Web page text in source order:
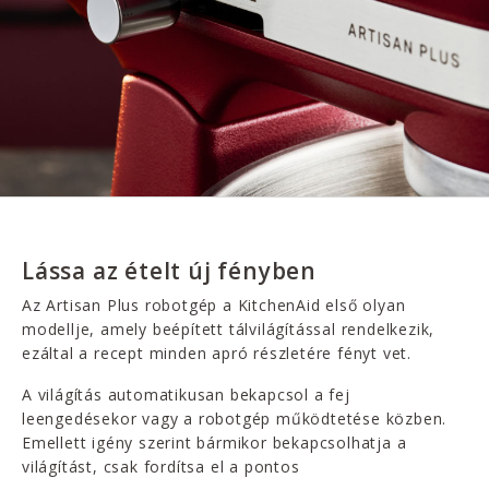
Lássa az ételt új fényben
Az Artisan Plus robotgép a KitchenAid első olyan
modellje, amely beépített tálvilágítással rendelkezik,
ezáltal a recept minden apró részletére fényt vet.
A világítás automatikusan bekapcsol a fej
leengedésekor vagy a robotgép működtetése közben.
Emellett igény szerint bármikor bekapcsolhatja a
világítást, csak fordítsa el a pontos